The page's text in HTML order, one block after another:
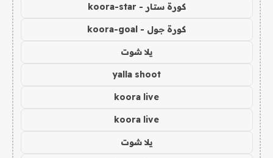
كورة ستار - koora-star
كورة جول - koora-goal
يلا شوت
yalla shoot
koora live
koora live
يلا شوت